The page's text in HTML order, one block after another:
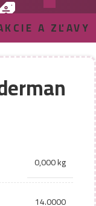
A ZĽAVY
0,000 kg
14.0000